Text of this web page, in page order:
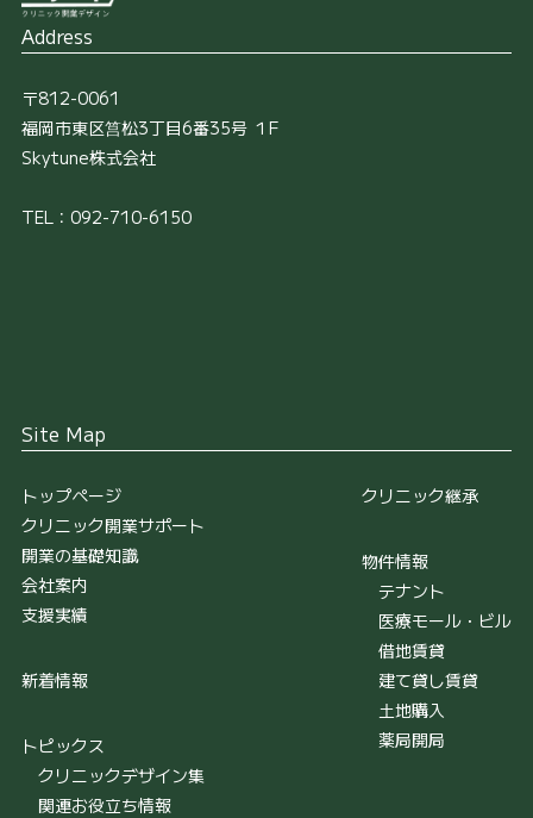
Address
〒812-0061
福岡市東区筥松3丁目6番35号 １F
Skytune株式会社
TEL：092-710-6150
Site Map
トップページ
クリニック開業サポート
開業の基礎知識
会社案内
支援実績
新着情報
トピックス
クリニックデザイン集
関連お役立ち情報
クリニック継承
物件情報
テナント
医療モール・ビル
借地賃貸
建て貸し賃貸
土地購入
薬局開局